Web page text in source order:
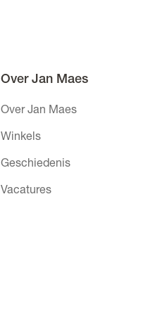
Over Jan Maes
Over Jan Maes
Winkels
Geschiedenis
Vacatures